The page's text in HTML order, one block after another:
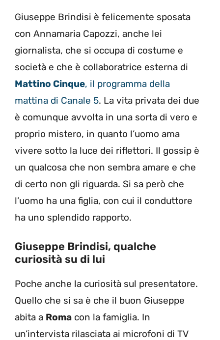
Giuseppe Brindisi è felicemente sposata
con Annamaria Capozzi, anche lei
giornalista, che si occupa di costume e
società e che è collaboratrice esterna di
Mattino Cinque, il programma della
mattina di Canale 5. La vita privata dei due
è comunque avvolta in una sorta di vero e
proprio mistero, in quanto l’uomo ama
vivere sotto la luce dei riflettori. Il gossip è
un qualcosa che non sembra amare e che
di certo non gli riguarda. Si sa però che
l’uomo ha una figlia, con cui il conduttore
ha uno splendido rapporto.
Giuseppe Brindisi, qualche
curiosità su di lui
Poche anche la curiosità sul presentatore.
Quello che si sa è che il buon Giuseppe
abita a Roma con la famiglia. In
un’intervista rilasciata ai microfoni di TV